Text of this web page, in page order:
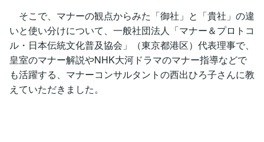
そこで、マナーの観点からみた「御社」と「貴社」の違
いと使い分けについて、一般社団法人「マナー＆プロトコ
ル・日本伝統文化普及協会」（東京都港区）代表理事で、
皇室のマナー解説やNHK大河ドラマのマナー指導などで
も活躍する、マナーコンサルタントの西出ひろ子さんに教
えていただきました。